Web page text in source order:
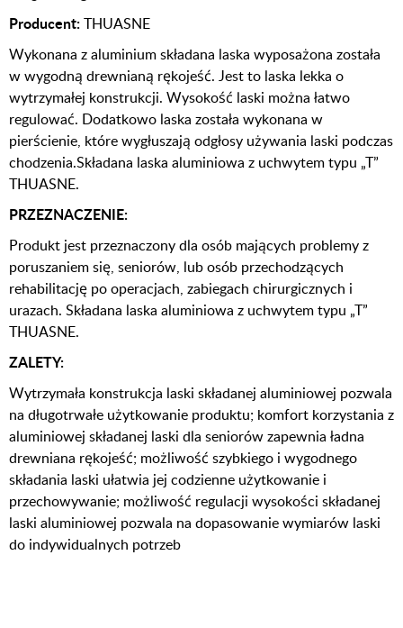
Producent:THUASNE
Wykonana z aluminium składana laska wyposażona została
w wygodną drewnianą rękojeść. Jest to laska lekka o
wytrzymałej konstrukcji. Wysokość laski można łatwo
regulować. Dodatkowo laska została wykonana w
pierścienie, które wygłuszają odgłosy używania laski podczas
chodzenia.Składana laska aluminiowa z uchwytem typu „T”
THUASNE.
PRZEZNACZENIE:
Produkt jest przeznaczony dla osób mających problemy z
poruszaniem się, seniorów, lub osób przechodzących
rehabilitację po operacjach, zabiegach chirurgicznych i
urazach. Składana laska aluminiowa z uchwytem typu „T”
THUASNE.
ZALETY:
Wytrzymała konstrukcja laski składanej aluminiowej pozwala
na długotrwałe użytkowanie produktu; komfort korzystania z
aluminiowej składanej laski dla seniorów zapewnia ładna
drewniana rękojeść; możliwość szybkiego i wygodnego
składania laski ułatwia jej codzienne użytkowanie i
przechowywanie; możliwość regulacji wysokości składanej
laski aluminiowej pozwala na dopasowanie wymiarów laski
do indywidualnych potrzeb